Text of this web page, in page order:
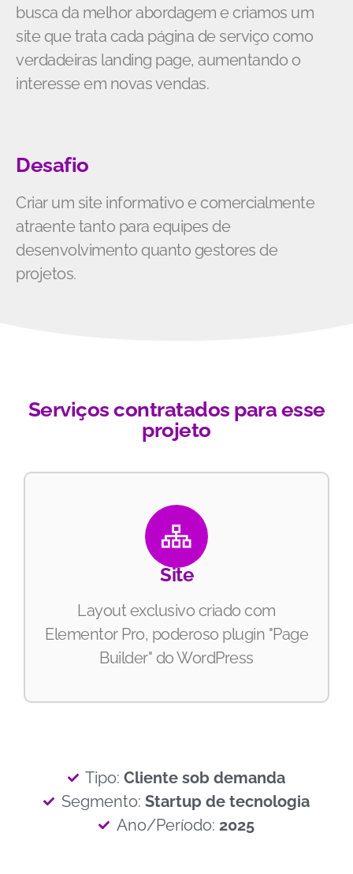
Desafio
Criar um site informativo e comercialmente
atraente tanto para equipes de
desenvolvimento quanto gestores de
projetos.
busca da melhor abordagem e criamos um
site que trata cada página de serviço como
verdadeiras landing page, aumentando o
interesse em novas vendas.
Serviços contratados para esse
projeto
Site
Layout exclusivo criado com
Elementor Pro, poderoso plugin "Page
Builder" do WordPress
Tipo:Cliente sob demanda
Segmento: Startup de tecnologia
Ano/Período: 2025